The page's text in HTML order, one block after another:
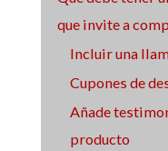
que invite a
Incluir una
Cupones de
Añade
producto